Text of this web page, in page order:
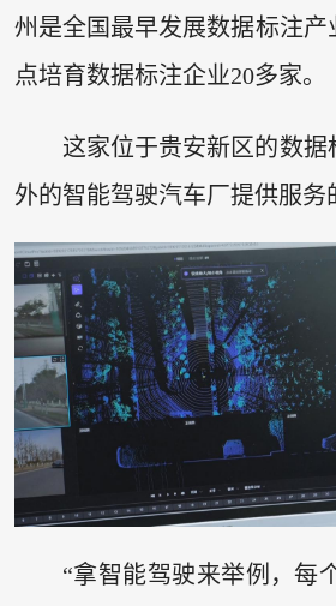
州是全国最早发展数据标注产
点培育数据标注企业20多家。
这家位于贵安新区的数据
外的智能驾驶汽车厂提供服务
“拿智能驾驶来举例，每